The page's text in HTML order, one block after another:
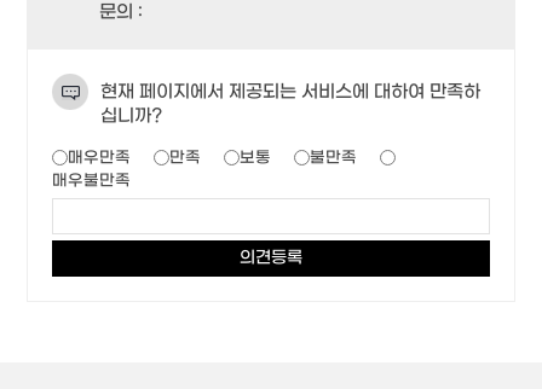
문의 :
현재 페이지에서 제공되는 서비스에 대하여 만족하
십니까?
매우만족 만족 보통
불만족
매우불만족